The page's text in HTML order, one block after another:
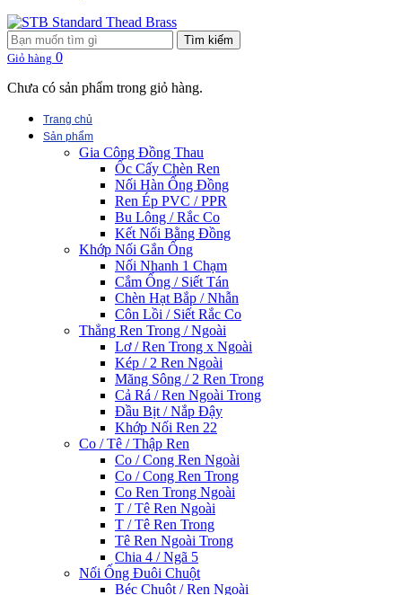
Tìm kiếm
Giỏ hàng 0
Chưa có sản phẩm trong giỏ hàng.
Trang chủ
Sản phẩm
Gia Công Đồng Thau
Ốc Cấy Chèn Ren
Nối Hàn Ống Đồng
Ren Ép PVC / PPR
Bu Lông / Rắc Co
Kết Nối Bằng Đồng
Khớp Nối Gắn Ống
Nối Nhanh 1 Chạm
Cắm Ống / Siết Tán
Chèn Hạt Bắp / Nhẫn
Côn Lồi / Siết Rắc Co
Thẳng Ren Trong / Ngoài
Lơ / Ren Trong x Ngoài
Kép / 2 Ren Ngoài
Măng Sông / 2 Ren Trong
Cả Rá / Ren Ngoài Trong
Đầu Bịt / Nắp Đậy
Khớp Nối Ren 22
Co / Tê / Thập Ren
Co / Cong Ren Ngoài
Co / Cong Ren Trong
Co Ren Trong Ngoài
T / Tê Ren Ngoài
T / Tê Ren Trong
Tê Ren Ngoài Trong
Chia 4 / Ngã 5
Nối Ống Đuôi Chuột
Béc Chuột / Ren Ngoài